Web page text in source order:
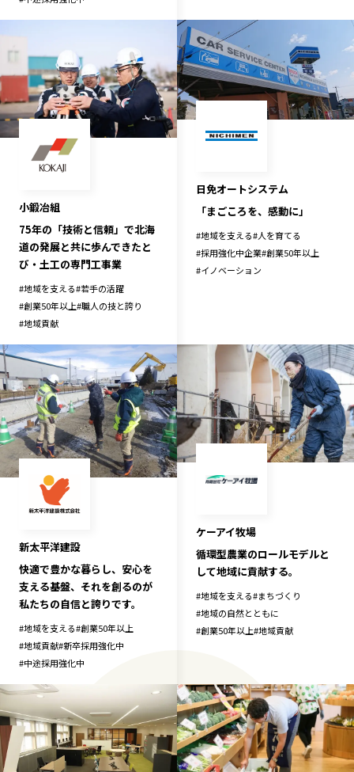
小鍛冶組
75年の「技術と信頼」で北海
道の発展と共に歩んできたと
び・土工の専門工事業
#地域を支える#若手の活躍
#創業50年以上#職人の技と誇り
#地域貢献
日免オートシステム
「まごころを、感動に」
#地域を支える#人を育てる
#採用強化中企業#創業50年以上
#イノベーション
新太平洋建設
快適で豊かな暮らし、安心を
支える基盤、それを創るのが
私たちの自信と誇りです。
#地域を支える#創業50年以上
#地域貢献#新卒採用強化中
#中途採用強化中
ケーアイ牧場
循環型農業のロールモデルと
して地域に貢献する。
#地域を支える#まちづくり
#地域の自然とともに
#創業50年以上#地域貢献